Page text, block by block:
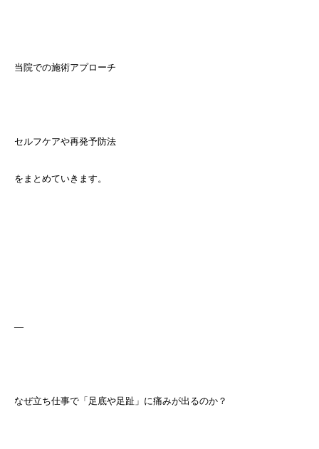
当院での施術アプローチ
セルフケアや再発予防法
をまとめていきます。
—
なぜ立ち仕事で「足底や足趾」に痛みが出るのか？